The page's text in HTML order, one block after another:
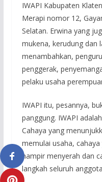
IWAPI Kabupaten
Merapi nomor 12,
Selatan. Erwina yang
mukena, kerudung dan
menambahkan,
penggerak,
pelaku usaha
IWAPI itu, pesannya,
panggung. IWAPI
Cahaya yang
memulai usaha,
hampir menyerah dan
langkah seluruh